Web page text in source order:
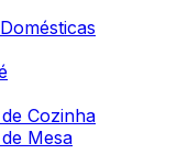
Cozinha
Mesa